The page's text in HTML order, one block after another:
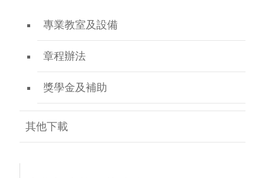
專業教室及設備
章程辦法
獎學金及補助
其他下載